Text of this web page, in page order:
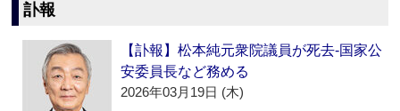
訃報
【訃報】松本純元衆院議員が死去‐国家公
安委員長など務める
2026年03月19日 (木)